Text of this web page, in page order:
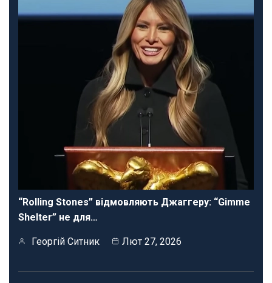
“Rolling Stones” відмовляють Джаггеру: “Gimme
Shelter” не для…
Георгій Ситник Лют 27, 2026